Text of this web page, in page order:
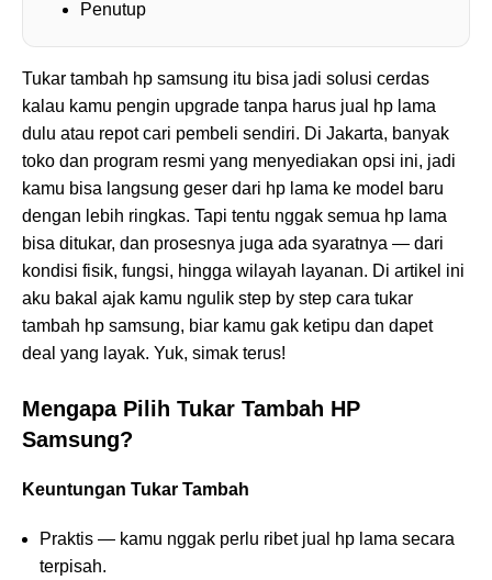
Penutup
Tukar tambah hp samsung itu bisa jadi solusi cerdas
kalau kamu pengin upgrade tanpa harus jual hp lama
dulu atau repot cari pembeli sendiri. Di Jakarta, banyak
toko dan program resmi yang menyediakan opsi ini, jadi
kamu bisa langsung geser dari hp lama ke model baru
dengan lebih ringkas. Tapi tentu nggak semua hp lama
bisa ditukar, dan prosesnya juga ada syaratnya — dari
kondisi fisik, fungsi, hingga wilayah layanan. Di artikel ini
aku bakal ajak kamu ngulik step by step cara tukar
tambah hp samsung, biar kamu gak ketipu dan dapet
deal yang layak. Yuk, simak terus!
Mengapa Pilih Tukar Tambah HP
Samsung?
Keuntungan Tukar Tambah
Praktis — kamu nggak perlu ribet jual hp lama secara
terpisah.